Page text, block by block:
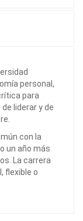
personal,
para
liderar y de
con la
un año más
La carrera
flexible o